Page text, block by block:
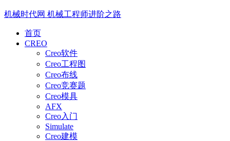
机械时代网 机械工程师进阶之路
首页
CREO
Creo软件
Creo工程图
Creo布线
Creo竞赛题
Creo模具
AFX
Creo入门
Simulate
Creo建模